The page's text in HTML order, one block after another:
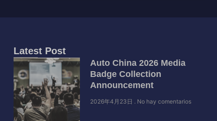
Latest Post
Auto China 2026 Media
Badge Collection
Announcement
2026年4月23日 No hay comentarios